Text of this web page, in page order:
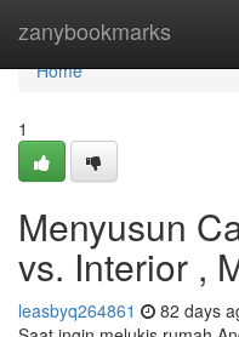
zanybookmarks
Home
Home
1
Menyusun
vs. Interior ,
leasbyq264861 82 days